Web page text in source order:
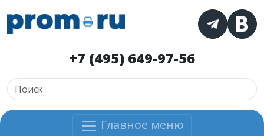
+7 (495) 649-97-56
Главное меню